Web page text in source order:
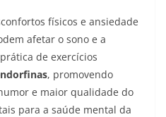
físicos e ansiedade
afetar o sono e a
de exercícios
, promovendo
e maior qualidade do
para a saúde mental da